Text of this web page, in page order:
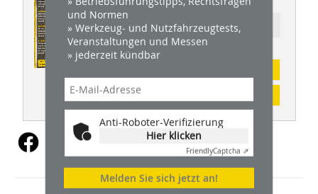
Ressort: BAUSTELLE DES MONATS
und Normen
» Werkzeug- und Nutzfahrzeugtests,
Veranstaltungen und Messen
» jederzeit kündbar
Anti-Roboter-Verifizierung
Hier klicken
FriendlyCaptcha ⇗
Melden Sie sich jetzt an!